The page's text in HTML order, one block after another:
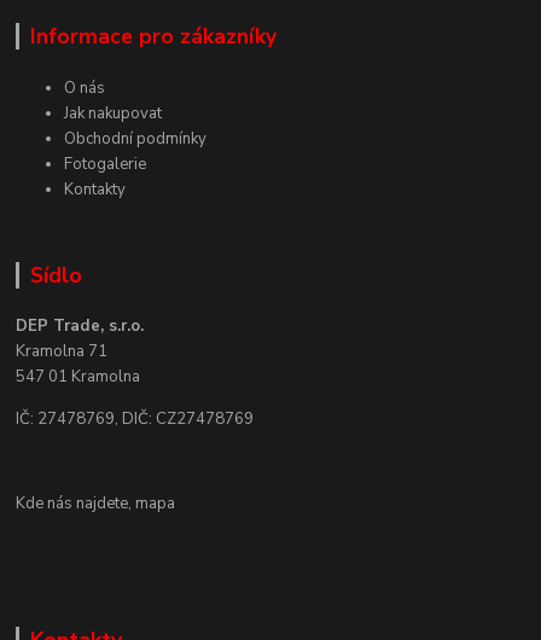
Informace pro zákazníky
O nás
Jak nakupovat
Obchodní podmínky
Fotogalerie
Kontakty
Sídlo
DEP Trade, s.r.o.
Kramolna 71
547 01 Kramolna
IČ: 27478769, DIČ: CZ27478769
Kde nás najdete, mapa